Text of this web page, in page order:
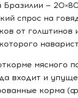
Бразилии —
спрос на
от
мясного
входит и
корма